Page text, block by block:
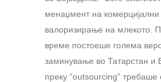
менаџмент на
валоризирање на млекото.
време постоеше голема
заминување во Татарстан и
преку “outsourcing” требаше